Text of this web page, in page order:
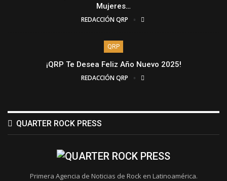
Mujeres…
REDACCIÓN QRP
QRP
¡QRP Te Desea Feliz Año Nuevo 2025!
REDACCIÓN QRP
QUARTER ROCK PRESS
Primera Agencia de Noticias de Rock en Latinoamérica.